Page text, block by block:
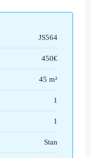
JS564
450€
45 m²
1
1
Stan